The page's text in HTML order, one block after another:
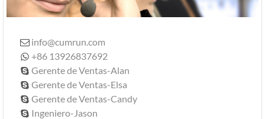
 info@cumrun.com
 +86 13926837692
 Gerente de Ventas-Alan
 Gerente de Ventas-Elsa
 Gerente de Ventas-Candy
 Ingeniero-Jason